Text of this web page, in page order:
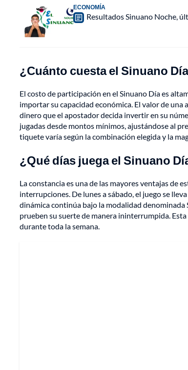
ECONOMÍA
Resultados Sinuano Noche,
¿Cuánto cuesta el Sinuano
El costo de participación en el Sinuano Día es
importar su capacidad económica. El valor de
dinero que el apostador decida invertir en su
jugadas desde montos mínimos, ajustándose al
tiquete varía según la combinación elegida y la
¿Qué días juega el Sinuano
La constancia es una de las mayores ventajas de
interrupciones. De lunes a sábado, el juego se
dinámica continúa bajo la modalidad
prueben su suerte de manera ininterrumpida.
durante toda la semana.